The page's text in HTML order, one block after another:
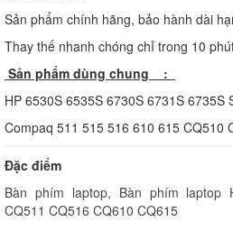
Sản phẩm chính hãng, bảo hành dài
Thay thế nhanh chóng chỉ trong 10
Sản phẩm dùng chung :
HP 6530S 6535S 6730S 6731S 6735S
Compaq 511 515 516 610 615 CQ510
Đặc điểm
Bàn phím laptop, Bàn phím laptop
CQ511 CQ516 CQ610 CQ615